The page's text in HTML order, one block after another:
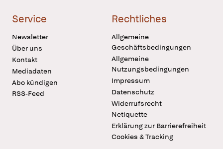
Service
Newsletter
Über uns
Kontakt
Mediadaten
Abo kündigen
RSS-Feed
Rechtliches
Allgemeine
Geschäftsbedingungen
Allgemeine
Nutzungsbedingungen
Impressum
Datenschutz
Widerrufsrecht
Netiquette
Erklärung zur Barrierefreiheit
Cookies & Tracking